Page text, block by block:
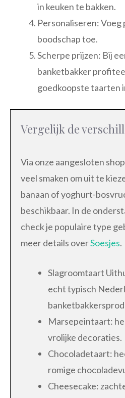
in keuken te bakken.
Personaliseren: Voeg
boodschap toe.
Scherpe prijzen: Bij
banketbakker
goedkoopste taarten
Vergelijk de
Via onze aangesloten
veel smaken om uit te
banaan of yoghurt-
beschikbaar. In de
check je populaire type
meer details overSoesjes.
Slagroomtaart
echt typisch
Marsepeintaart:
vrolijke decoraties.
Chocoladetaart:
romige
Cheesecake: